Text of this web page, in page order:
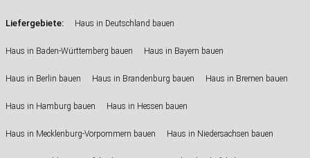
Liefergebiete: Haus in Deutschland bauen
Haus in Baden-Württemberg bauen Haus in Bayern bauen
Haus in Berlin bauen Haus in Brandenburg bauen Haus in Bremen bauen
Haus in Hamburg bauen Haus in Hessen bauen
Haus in Mecklenburg-Vorpommern bauen Haus in Niedersachsen bauen